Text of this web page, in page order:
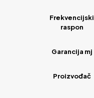
Frekvencijski
raspon
Garancija mj
Proizvođač